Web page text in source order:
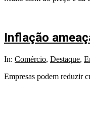
Inflação
In: Comércio, Destaque,
Empresas podem reduzir